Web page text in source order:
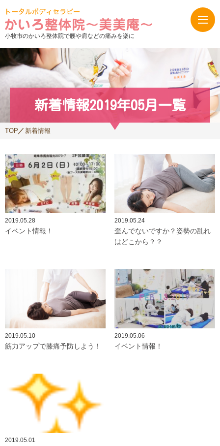
小牧市のかいろ整体院で腰や肩などの痛みを楽に
新着情報2019年05月一覧
TOP 新着情報
2019.05.28
イベント情報！
2019.05.24
歪んでないですか？姿勢の乱れ
はどこから？？
2019.05.10
筋力アップで膝痛予防しよう！
2019.05.06
イベント情報！
2019.05.01